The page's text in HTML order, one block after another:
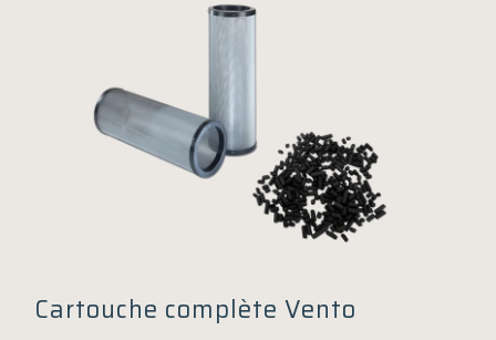
Cartouche complète Vento